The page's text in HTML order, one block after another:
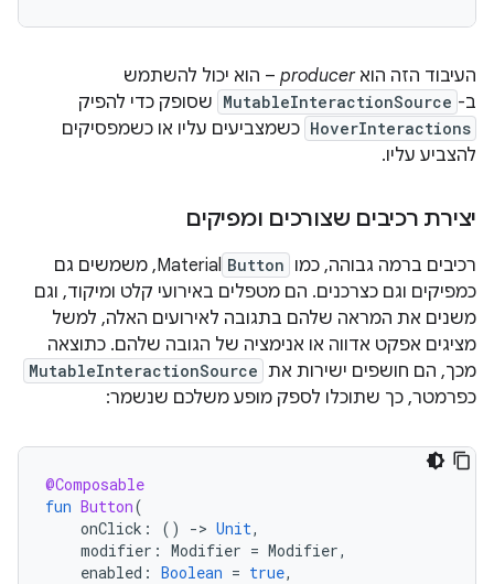
העיבוד הזה הואproducer – הוא יכול להשתמש
ב- MutableInteractionSource שסופק כדי להפיק
HoverInteractions כשמצביעים עליו או כשמפסיקים
להצביע עליו.
יצירת רכיבים שצורכים ומפיקים
רכיבים ברמה גבוהה, כמו Button
Material, משמשים גם
כמפיקים וגם כצרכנים. הם מטפלים באירועי קלט ומיקוד, וגם
משנים את המראה שלהם בתגובה לאירועים האלה, למשל
מציגים אפקט אדווה או אנימציה של הגובה שלהם. כתוצאה
מכך, הם חושפים ישירות את MutableInteractionSource
כפרמטר, כך שתוכלו לספק מופע משלכם שנשמר:
@Composable
fun Button(
onClick : () -> Unit,
modifier : Modifier = Modifier,
enabled : Boolean = true,